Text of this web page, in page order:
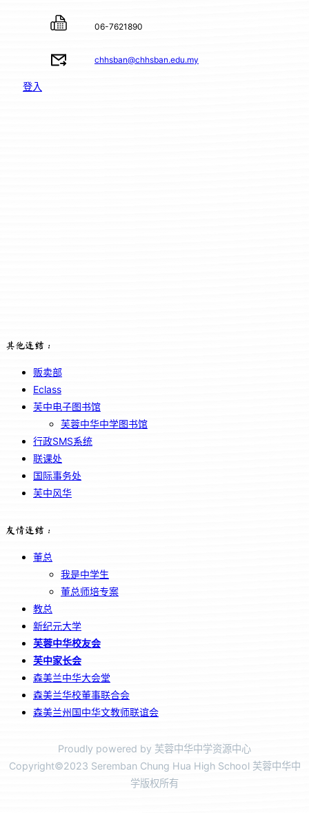
06-7621890
chhsban@chhsban.edu.my
登入
其他连结：
贩卖部
Eclass
芙中电子图书馆
芙蓉中华中学图书馆
行政SMS系统
联课处
国际事务处
芙中风华
友情连结：
董总
我是中学生
董总师培专案
教总
新纪元大学
芙蓉中华校友会
芙中家长会
森美兰中华大会堂
森美兰华校董事联合会
森美兰州国中华文教师联谊会
Proudly powered by 芙蓉中华中学资源中心
Copyright©2023 Seremban Chung Hua High School 芙蓉中华中
学版权所有